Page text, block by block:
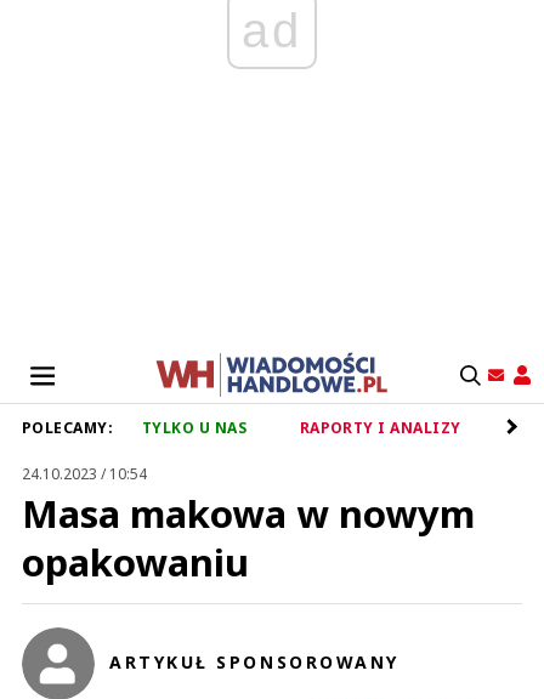
ad
POLECAMY: TYLKO U NAS RAPORTY I ANALIZY
24.10.2023 / 10:54
Masa makowa w nowym
opakowaniu
ARTYKUŁ SPONSOROWANY